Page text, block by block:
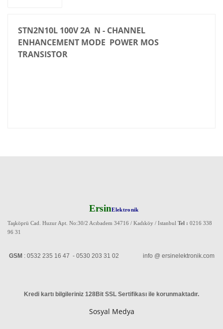
STN2N10L 100V 2A N - CHANNEL
ENHANCEMENT MODE POWER MOS
TRANSISTOR
ErsinElektronik
Taşköprü Cad. Huzur Apt. No:30/2 Acıbadem 34716 / Kadıköy / Istanbul Tel : 0216 338
96 31
GSM : 0532 235 16 47 - 0530 203 31 02 info @ ersinelektronik.com
Kredi kartı bilgileriniz 128Bit SSL Sertifikası ile korunmaktadır.
Sosyal Medya